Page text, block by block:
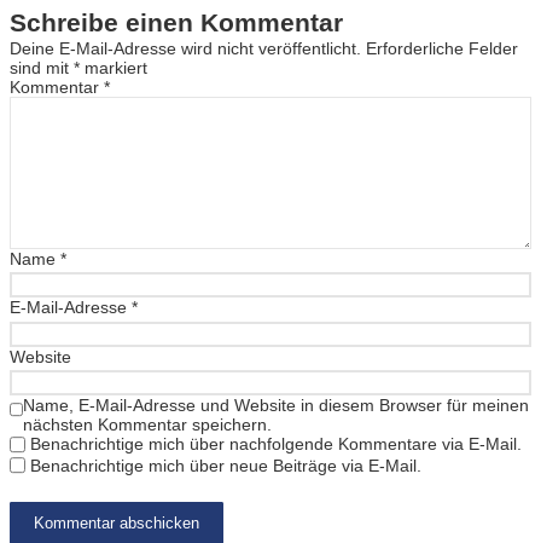
Schreibe einen Kommentar
Deine E-Mail-Adresse wird nicht veröffentlicht. Erforderliche Felder
sind mit * markiert
Kommentar *
Name *
E-Mail-Adresse *
Website
Name, E-Mail-Adresse und Website in diesem Browser für meinen
nächsten Kommentar speichern.
Benachrichtige mich über nachfolgende Kommentare via E-Mail.
Benachrichtige mich über neue Beiträge via E-Mail.